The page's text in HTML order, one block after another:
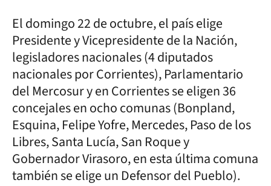
El domingo 22 de octubre, el país elige
Presidente y Vicepresidente de la Nación,
legisladores nacionales (4 diputados
nacionales por Corrientes), Parlamentario
del Mercosur y en Corrientes se eligen 36
concejales en ocho comunas (Bonpland,
Esquina, Felipe Yofre, Mercedes, Paso de los
Libres, Santa Lucía, San Roque y
Gobernador Virasoro, en esta última comuna
también se elige un Defensor del Pueblo).